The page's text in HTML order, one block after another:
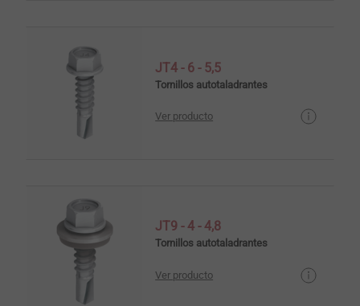
JT4 - 6 - 5,5
Tornillos autotaladrantes
Ver producto
JT9 - 4 - 4,8
Tornillos autotaladrantes
Ver producto